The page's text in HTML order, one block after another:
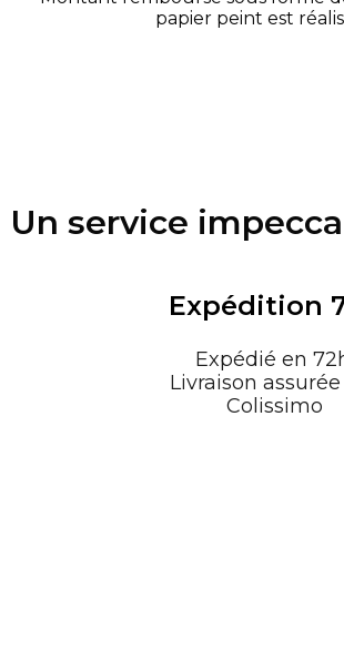
papier peint est
Un service
Expédition
Expédié en
Livraison
Colissimo